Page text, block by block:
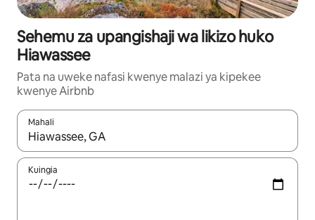
Sehemu za upangishaji wa likizo huko
Hiawassee
Pata na uweke nafasi kwenye malazi ya kipekee
kwenye Airbnb
Mahali
Wakati matokeo yanapatikana, vinjari kwa kutumia vitufe vya
Kuingia